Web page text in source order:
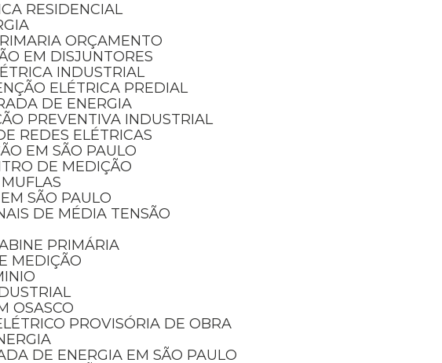
RESIDENCIAL
ORÇAMENTO
EM DISJUNTORES
INDUSTRIAL
ELÉTRICA PREDIAL
DE ENERGIA
PREVENTIVA INDUSTRIAL
REDES ELÉTRICAS
EM SÃO PAULO
DE MEDIÇÃO
MUFLAS
SÃO PAULO
DE MÉDIA TENSÃO
PRIMÁRIA
MEDIÇÃO
OSASCO
PROVISÓRIA DE OBRA
DE ENERGIA EM SÃO PAULO